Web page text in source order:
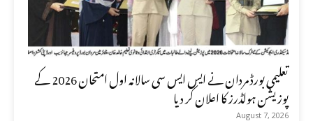
تعلیمی بورڈ مردان نے ایس ایس سی سالانہ اول امتحان 2026 کے
پوزیشن ہولڈرز کا اعلان کر دیا
August 7, 2026